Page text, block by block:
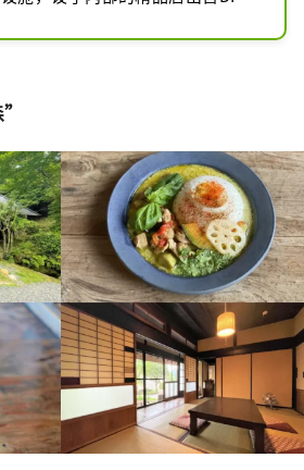
店是由部分木材加工厂改装而
新鲜野味和蔬菜。还有西粟仓村产
牛奶制作的无添加冰淇淋、华夫
品。另外，每年1月至5月可以去
大棚体验摘草莓。